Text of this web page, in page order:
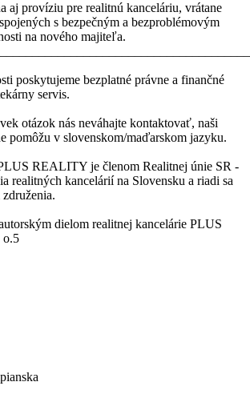
aj províziu pre realitnú kanceláriu, vrátane
s bezpečným a bezproblémovým
na nového majiteľa.
poskytujeme bezplatné právne a finančné
servis.
otázok nás neváhajte kontaktovať, naši
pomôžu v slovenskom/maďarskom jazyku.
REALITY je členom Realitnej únie SR -
realitných kancelárií na Slovensku a riadi sa
dielom realitnej kancelárie PLUS
o.5